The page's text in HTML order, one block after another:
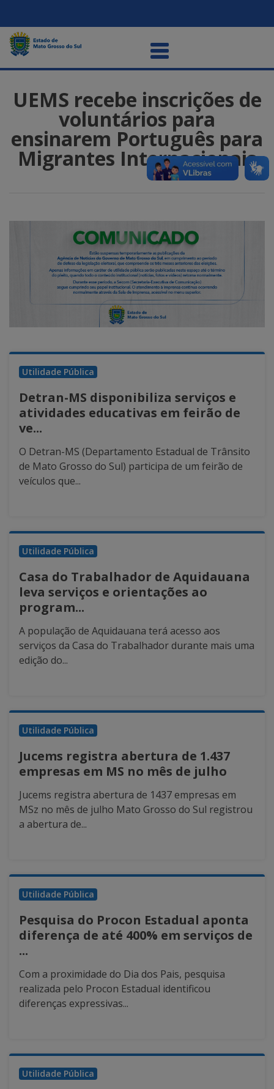
UEMS recebe inscrições de
voluntários para
ensinarem Português para
Migrantes Internacionais
Utilidade Pública
Detran-MS disponibiliza serviços e
atividades educativas em feirão de
ve...
O Detran-MS (Departamento Estadual de Trânsito
de Mato Grosso do Sul) participa de um feirão de
veículos que...
Utilidade Pública
Casa do Trabalhador de Aquidauana
leva serviços e orientações ao
program...
A população de Aquidauana terá acesso aos
serviços da Casa do Trabalhador durante mais uma
edição do...
Utilidade Pública
Jucems registra abertura de 1.437
empresas em MS no mês de julho
Jucems registra abertura de 1437 empresas em
MSz no mês de julho Mato Grosso do Sul registrou
a abertura de...
Utilidade Pública
Pesquisa do Procon Estadual aponta
diferença de até 400% em serviços de
...
Com a proximidade do Dia dos Pais, pesquisa
realizada pelo Procon Estadual identificou
diferenças expressivas...
Utilidade Pública